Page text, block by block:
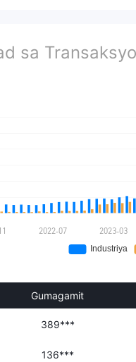
sa
Gumagamit
389***
136***